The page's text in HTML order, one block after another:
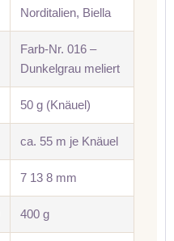
Norditalien, Biella
Farb-Nr. 016 –
Dunkelgrau meliert
50 g (Knäuel)
ca. 55 m je Knäuel
7 13 8 mm
400 g